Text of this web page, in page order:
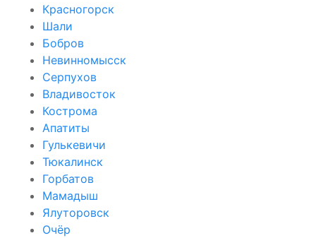
Красногорск
Шали
Бобров
Невинномысск
Серпухов
Владивосток
Кострома
Апатиты
Гулькевичи
Тюкалинск
Горбатов
Мамадыш
Ялуторовск
Очёр